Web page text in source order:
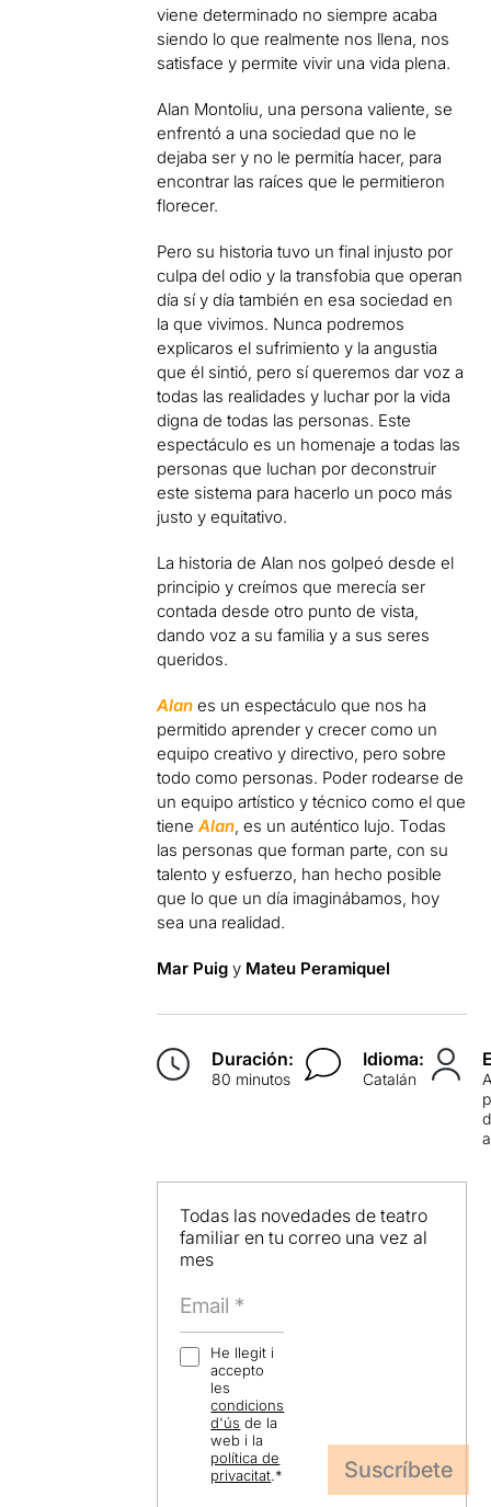
viene determinado no siempre acaba
siendo lo que realmente nos llena, nos
satisface y permite vivir una vida plena.
Alan Montoliu, una persona valiente, se
enfrentó a una sociedad que no le
dejaba ser y no le permitía hacer, para
encontrar las raíces que le permitieron
florecer.
Pero su historia tuvo un final injusto por
culpa del odio y la transfobia que operan
día sí y día también en esa sociedad en
la que vivimos. Nunca podremos
explicaros el sufrimiento y la angustia
que él sintió, pero sí queremos dar voz a
todas las realidades y luchar por la vida
digna de todas las personas. Este
espectáculo es un homenaje a todas las
personas que luchan por deconstruir
este sistema para hacerlo un poco más
justo y equitativo.
La historia de Alan nos golpeó desde el
principio y creímos que merecía ser
contada desde otro punto de vista,
dando voz a su familia y a sus seres
queridos.
Alan es un espectáculo que nos ha
permitido aprender y crecer como un
equipo creativo y directivo, pero sobre
todo como personas. Poder rodearse de
un equipo artístico y técnico como el que
tieneAlan, es un auténtico lujo. Todas
las personas que forman parte, con su
talento y esfuerzo, han hecho posible
que lo que un día imaginábamos, hoy
sea una realidad.
Mar Puigy Mateu Peramiquel
Duración:
80 minutos
Idioma:
Catalán
Todas las novedades de teatro
familiar en tu correo una vez al
mes
He llegit i
accepto
les
condicions
d'ús de la
web i la
política de
privacitat.*